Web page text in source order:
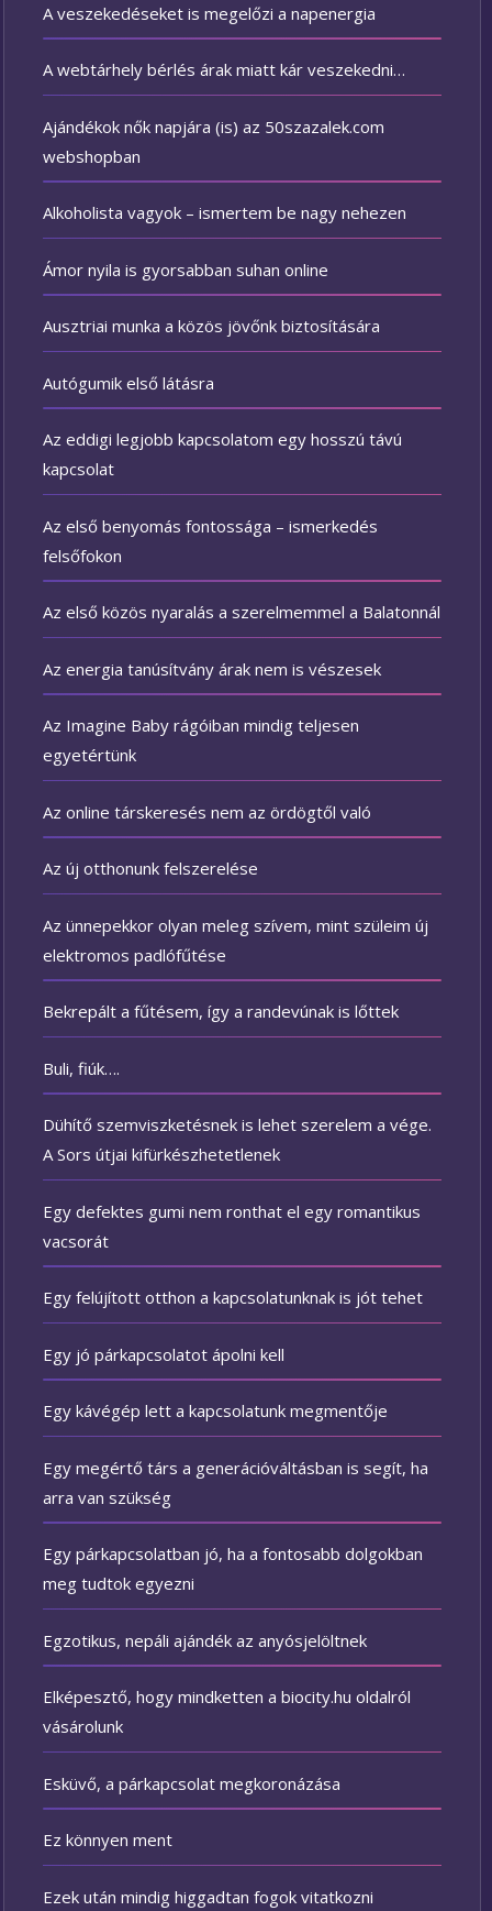
A veszekedéseket is megelőzi a napenergia
A webtárhely bérlés árak miatt kár veszekedni…
Ajándékok nők napjára (is) az 50szazalek.com
webshopban
Alkoholista vagyok – ismertem be nagy nehezen
Ámor nyila is gyorsabban suhan online
Ausztriai munka a közös jövőnk biztosítására
Autógumik első látásra
Az eddigi legjobb kapcsolatom egy hosszú távú
kapcsolat
Az első benyomás fontossága – ismerkedés
felsőfokon
Az első közös nyaralás a szerelmemmel a Balatonnál
Az energia tanúsítvány árak nem is vészesek
Az Imagine Baby rágóiban mindig teljesen
egyetértünk
Az online társkeresés nem az ördögtől való
Az új otthonunk felszerelése
Az ünnepekkor olyan meleg szívem, mint szüleim új
elektromos padlófűtése
Bekrepált a fűtésem, így a randevúnak is lőttek
Buli, fiúk….
Dühítő szemviszketésnek is lehet szerelem a vége.
A Sors útjai kifürkészhetetlenek
Egy defektes gumi nem ronthat el egy romantikus
vacsorát
Egy felújított otthon a kapcsolatunknak is jót tehet
Egy jó párkapcsolatot ápolni kell
Egy kávégép lett a kapcsolatunk megmentője
Egy megértő társ a generációváltásban is segít, ha
arra van szükség
Egy párkapcsolatban jó, ha a fontosabb dolgokban
meg tudtok egyezni
Egzotikus, nepáli ajándék az anyósjelöltnek
Elképesztő, hogy mindketten a biocity.hu oldalról
vásárolunk
Esküvő, a párkapcsolat megkoronázása
Ez könnyen ment
Ezek után mindig higgadtan fogok vitatkozni